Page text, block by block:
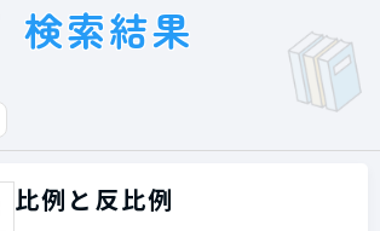
検索結果
比例と反比例